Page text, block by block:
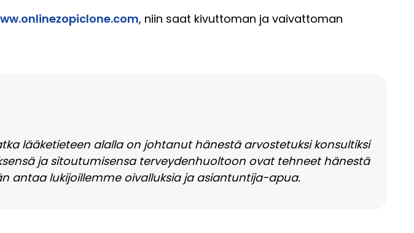
, niin saat kivuttoman ja vaivattoman
lääketieteen alalla on johtanut hänestä arvostetuksi konsultiksi
ja sitoutumisensa terveydenhuoltoon ovat tehneet hänestä
antaa lukijoillemme oivalluksia ja asiantuntija-apua.